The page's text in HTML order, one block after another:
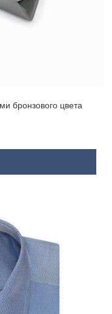
бронзового цвета